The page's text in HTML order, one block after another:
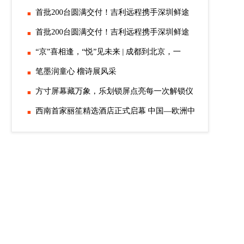
首批200台圆满交付！吉利远程携手深圳鲜途
首批200台圆满交付！吉利远程携手深圳鲜途
“京”喜相逢，“悦”见未来 | 成都到北京，一
笔墨润童心 榴诗展风采
方寸屏幕藏万象，乐划锁屏点亮每一次解锁仪
西南首家丽笙精选酒店正式启幕 中国—欧洲中